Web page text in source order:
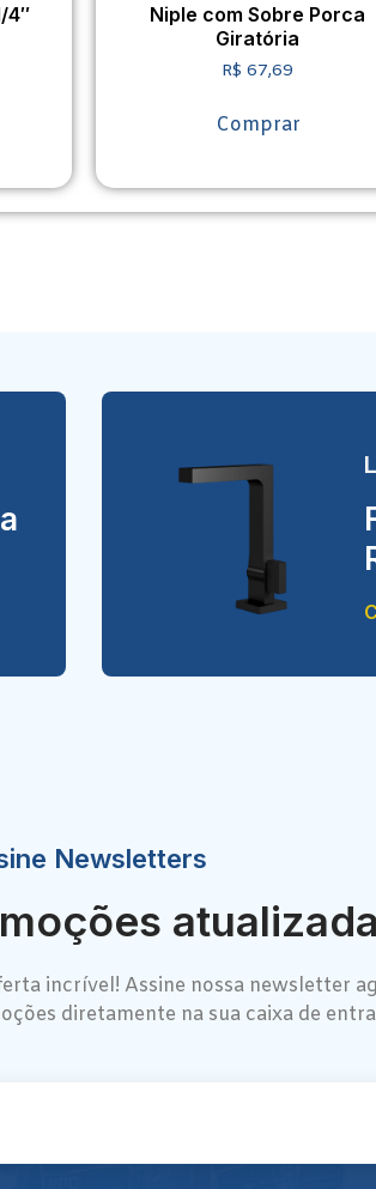
4″
Niple com Sobre Porca
Giratória
R$ 67,69
Comprar
Newsletters
incrível! Assine nossa newsletter
diretamente na sua caixa de